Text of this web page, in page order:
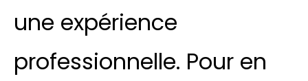
une expérience
professionnelle. Pour en